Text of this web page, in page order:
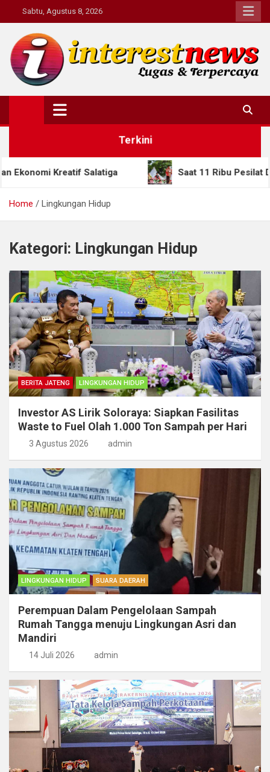
to
content
Sabtu, Agustus 8, 2026
Interestnews.or.id
Terkini
Salatiga Saat 11 Ribu Pesilat Dunia
Home Lingkungan Hidup
Kategori: Lingkungan Hidup
BERITA JATENG LINGKUNGAN HIDUP
Investor AS Lirik Soloraya: Siapkan Fasilitas
Waste to Fuel Olah 1.000 Ton Sampah per Hari
3 Agustus 2026 admin
LINGKUNGAN HIDUP SUARA DAERAH
Perempuan Dalam Pengelolaan Sampah
Rumah Tangga menuju Lingkungan Asri dan
Mandiri
14 Juli 2026 admin